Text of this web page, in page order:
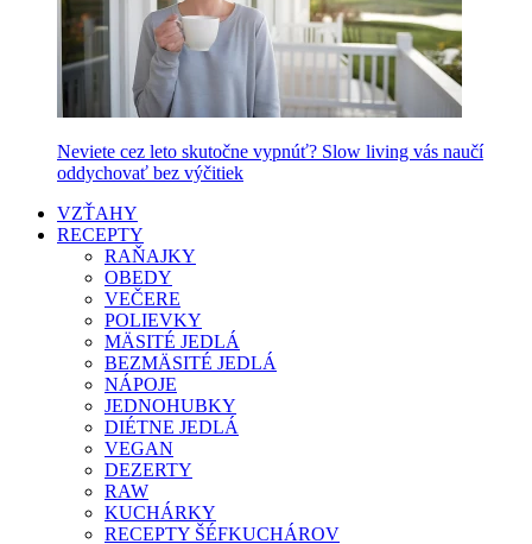
Neviete cez leto skutočne vypnúť? Slow living vás naučí
oddychovať bez výčitiek
VZŤAHY
RECEPTY
RAŇAJKY
OBEDY
VEČERE
POLIEVKY
MÄSITÉ JEDLÁ
BEZMÄSITÉ JEDLÁ
NÁPOJE
JEDNOHUBKY
DIÉTNE JEDLÁ
VEGAN
DEZERTY
RAW
KUCHÁRKY
RECEPTY ŠÉFKUCHÁROV